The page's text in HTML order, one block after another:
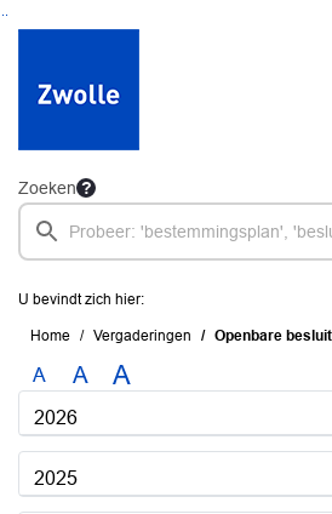
Ga naar de inhoud van deze pagina
Ga naar het zoeken
Ga naar het menu
Zoeken
U bevindt zich hier:
Home Vergaderingen Openbare
A A A
2026
2025